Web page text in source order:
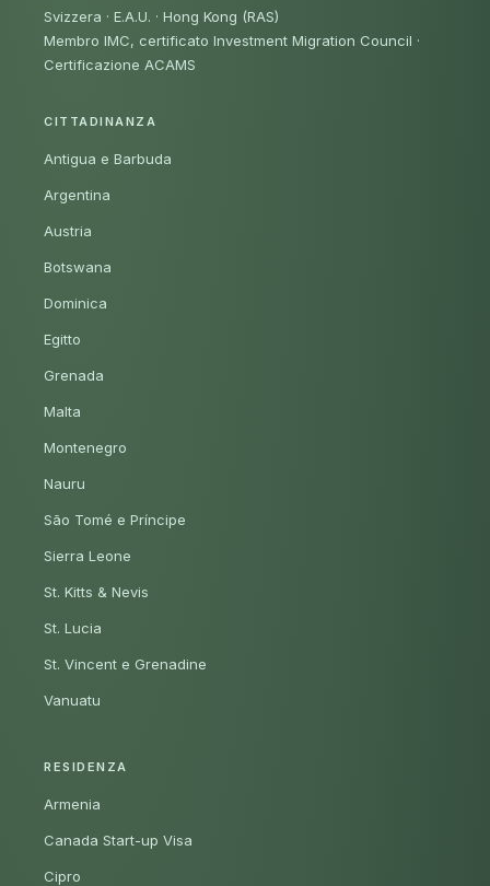
Svizzera · E.A.U. · Hong Kong (RAS)
Membro IMC, certificato Investment Migration Council ·
Certificazione ACAMS
CITTADINANZA
Antigua e Barbuda
Argentina
Austria
Botswana
Dominica
Egitto
Grenada
Malta
Montenegro
Nauru
São Tomé e Príncipe
Sierra Leone
St. Kitts & Nevis
St. Lucia
St. Vincent e Grenadine
Vanuatu
RESIDENZA
Armenia
Canada Start-up Visa
Cipro